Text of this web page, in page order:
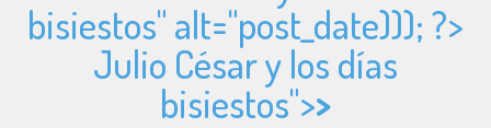
bisiestos" alt="post_date))); ?>
Julio César y los días
bisiestos">>